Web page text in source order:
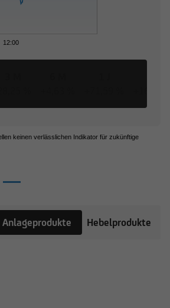
12:00
keinen verlässlichen Indikator für zukünftige
Anlageprodukte Hebelprodukte